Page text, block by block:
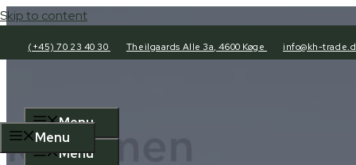
Skip to content
(+45) 70 23 40 30 Theilgaards Alle 3a, 4600 Køge info@kh-
Menu
Menu
Menu